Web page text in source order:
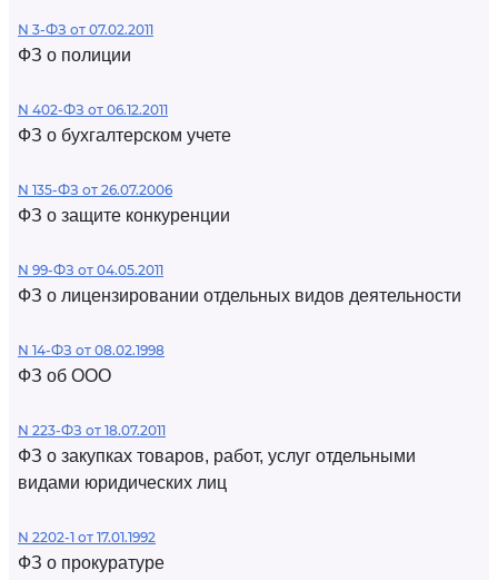
N 3-ФЗ от 07.02.2011
ФЗ о полиции
N 402-ФЗ от 06.12.2011
ФЗ о бухгалтерском учете
N 135-ФЗ от 26.07.2006
ФЗ о защите конкуренции
N 99-ФЗ от 04.05.2011
ФЗ о лицензировании отдельных видов деятельности
N 14-ФЗ от 08.02.1998
ФЗ об ООО
N 223-ФЗ от 18.07.2011
ФЗ о закупках товаров, работ, услуг отдельными
видами юридических лиц
N 2202-1 от 17.01.1992
ФЗ о прокуратуре